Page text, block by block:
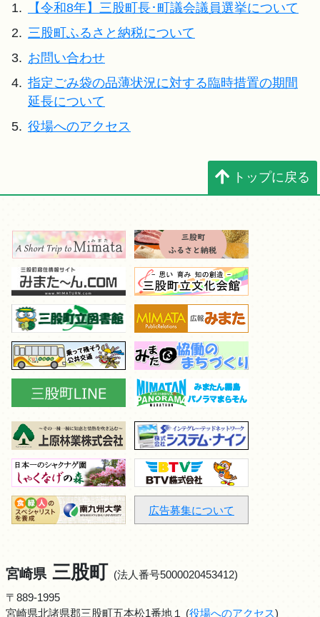
1.
【令和8年】三股町長･町議会議員選挙について
2. 三股町ふるさと納税について
3. お問い合わせ
4. 指定ごみ袋の品薄状況に対する臨時措置の期間
延長について
5. 役場へのアクセス
トップに戻る
広告募集について
宮崎県 三股町 (法人番号5000020453412)
〒889-1995
宮崎県北諸県郡三股町五本松1番地１ (役場へのアクセス)